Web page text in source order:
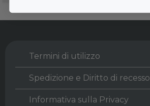
Termini di utilizzo
Spedizione e Diritto di recesso
Informativa sulla Privacy